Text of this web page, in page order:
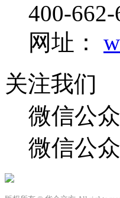
400-662-
网址：
关注我们
微信公
微信公